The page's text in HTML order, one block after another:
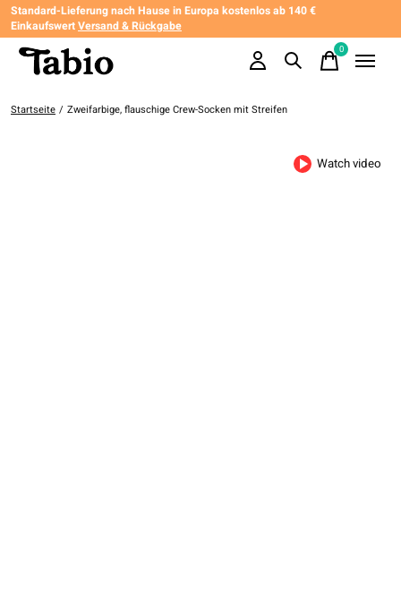
Standard-Lieferung nach Hause in Europa kostenlos ab 140 €
EinkaufswertVersand & Rückgabe
0items
Startseite / Zweifarbige, flauschige Crew-Socken mit Streifen
Watch video